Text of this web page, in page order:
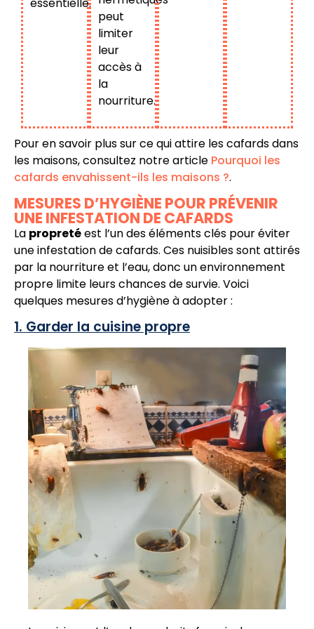
peut
limiter
leur
accès à
la
nourriture.
Pour en savoir plus sur ce qui attire les cafards dans
les maisons, consultez notre article Pourquoi les
cafards envahissent-ils les maisons ?.
MESURES D’HYGIÈNE POUR PRÉVENIR
UNE INFESTATION DE CAFARDS
La propretéest l’un des éléments clés pour éviter
une infestation de cafards. Ces nuisibles sont attirés
par la nourriture et l’eau, donc un environnement
propre limite leurs chances de survie. Voici
quelques mesures d’hygiène à adopter :
1. Garder la cuisine propre